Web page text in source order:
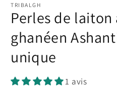
TRIBALGH
Perles de laiton
ghanéen
unique
1 avis